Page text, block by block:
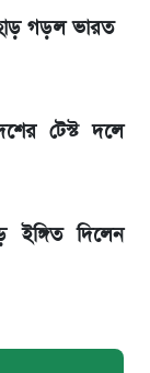
মার্কারি
পাটওয়ারী,
গড়ল ভারত
টেস্ট দলে
দিলেন